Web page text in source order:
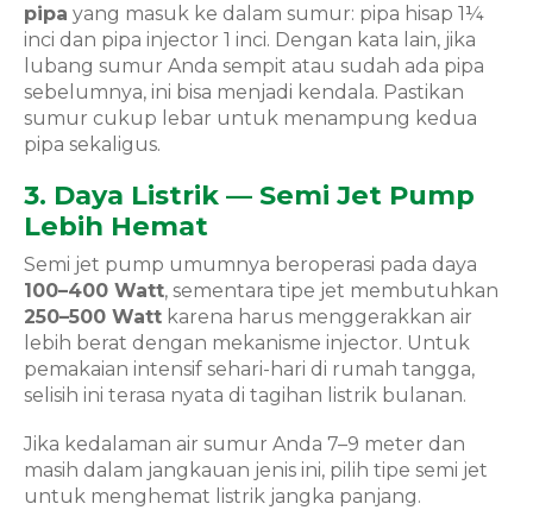
pipa yang masuk ke dalam sumur: pipa hisap 1¼
inci dan pipa injector 1 inci. Dengan kata lain, jika
lubang sumur Anda sempit atau sudah ada pipa
sebelumnya, ini bisa menjadi kendala. Pastikan
sumur cukup lebar untuk menampung kedua
pipa sekaligus.
3. Daya Listrik — Semi Jet Pump
Lebih Hemat
Semi jet pump umumnya beroperasi pada daya
100–400 Watt, sementara tipe jet membutuhkan
250–500 Watt karena harus menggerakkan air
lebih berat dengan mekanisme injector. Untuk
pemakaian intensif sehari-hari di rumah tangga,
selisih ini terasa nyata di tagihan listrik bulanan.
Jika kedalaman air sumur Anda 7–9 meter dan
masih dalam jangkauan jenis ini, pilih tipe semi jet
untuk menghemat listrik jangka panjang.